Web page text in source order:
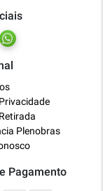
Plenobras
Pagamento